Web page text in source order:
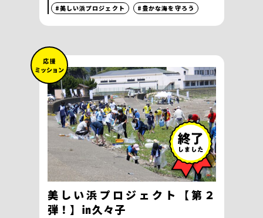
#美しい浜プロジェクト
#豊かな海を守ろう
応 援
ミッション
美しい浜プロジェクト【第２
弾！】㏌久々子